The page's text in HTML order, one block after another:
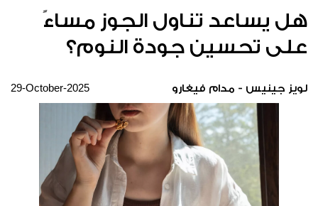
هل يساعد تناول الجوز مساءً
على تحسين جودة النوم؟
لويز جينيس - مدام فيغارو 29-October-2025